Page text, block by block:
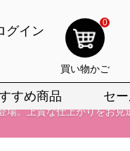
グイン
0
買い物かご
すめ商品 セ